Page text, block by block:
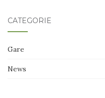
CATEGORIE
Gare
News